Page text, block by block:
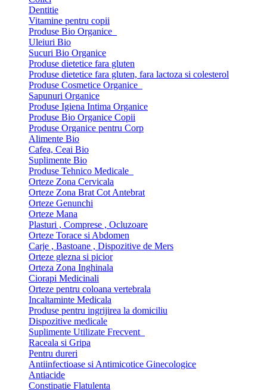
Dentitie
Vitamine pentru copii
Produse Bio Organice
Uleiuri Bio
Sucuri Bio Organice
Produse dietetice fara gluten
Produse dietetice fara gluten, fara lactoza si colesterol
Produse Cosmetice Organice
Sapunuri Organice
Produse Igiena Intima Organice
Produse Bio Organice Copii
Produse Organice pentru Corp
Alimente Bio
Cafea, Ceai Bio
Suplimente Bio
Produse Tehnico Medicale
Orteze Zona Cervicala
Orteze Zona Brat Cot Antebrat
Orteze Genunchi
Orteze Mana
Plasturi , Comprese , Ocluzoare
Orteze Torace si Abdomen
Carje , Bastoane , Dispozitive de Mers
Orteze glezna si picior
Orteza Zona Inghinala
Ciorapi Medicinali
Orteze pentru coloana vertebrala
Incaltaminte Medicala
Produse pentru ingrijirea la domiciliu
Dispozitive medicale
Suplimente Utilizate Frecvent
Raceala si Gripa
Pentru dureri
Antiinfectioase si Antimicotice Ginecologice
Antiacide
Constipatie Flatulenta